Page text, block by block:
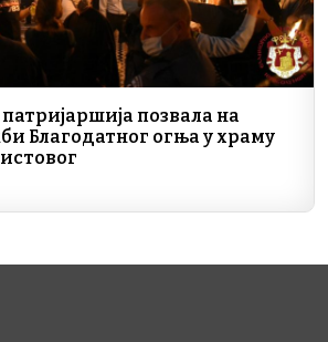
позвала на
Благодатног огња у храму